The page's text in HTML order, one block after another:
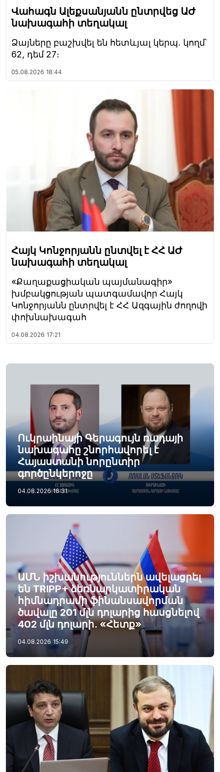
Վահագն Ալեքսանյանն ընտրվեց ԱԺ
նախագահի տեղակալ
Ձայները բաշխվել են հետևյալ կերպ. կողմ՝
62, դեմ 27։
05.08.2026 18:44
Հայկ Կոնջորյանն ընտվել է ՀՀ ԱԺ
նախագահի տեղակալ
«Քաղաքացիական պայմանագիր»
խմբակցության պատգամավոր Հայկ
Կոնջորյանն ընտրվել է ՀՀ Ազգային ժողովի
փոխնախագահ
04.08.2026 17:21
Ուկրաինայի Գերագույն ռադայի
նախագահը շնորհավորել է
Հայաստանի նորընտիր
գործընկերոջը
04.08.2026 16:31
ԱՄՆ իշխանություններն ավելացրել
են TRIPP+ ձեռնարկատիրական
հիմնադրամի ֆինանսավորման
ծավալը 201 մլն դոլարից հասցնելով
402 մլն դոլարի. «Հետք»
04.08.2026 15:49